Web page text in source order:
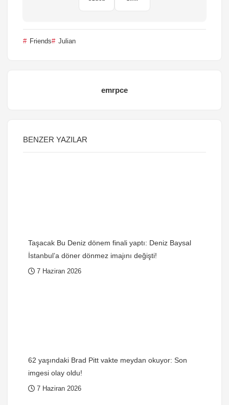
Friends Julian
emrpce
BENZER YAZILAR
Taşacak Bu Deniz dönem finali yaptı: Deniz Baysal
İstanbul’a döner dönmez imajını değişti!
7 Haziran 2026
62 yaşındaki Brad Pitt vakte meydan okuyor: Son
imgesi olay oldu!
7 Haziran 2026